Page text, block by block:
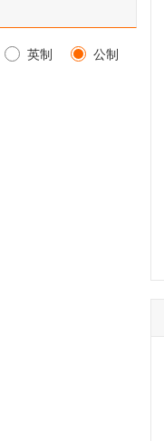
公制
英制